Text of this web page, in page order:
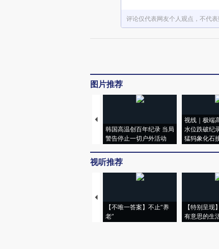
评论仅代表网友个人观点，不代
图片推荐
韩国高温创百年纪录 当局
警告停止一切户外活动
视线｜极端
水位跌破纪
猛犸象化石
视听推荐
【不唯一答案】不止“养
老”
【特别呈
有意思的生